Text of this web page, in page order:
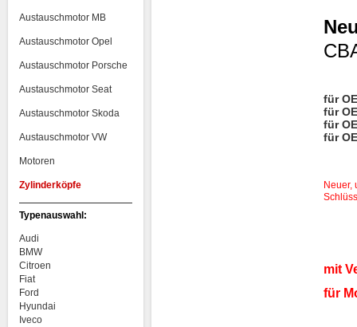
Austauschmotor MB
Austauschmotor Opel
Austauschmotor Porsche
Austauschmotor Seat
Austauschmotor Skoda
Austauschmotor VW
Motoren
Zylinderköpfe
Typenauswahl:
Audi
BMW
Citroen
Fiat
Ford
Hyundai
Iveco
für
für
für
für
Neuer,
mit
für